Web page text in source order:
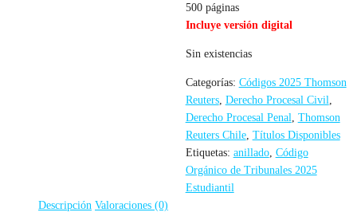
500 páginas
Incluye versión digital
Sin existencias
Categorías: Códigos 2025 Thomson
Reuters, Derecho Procesal Civil
Derecho Procesal Penal Thomson
Reuters Chile, Títulos Disponibles
Etiquetas: anillado, Código
Orgánico de Tribunales 2025
Estudiantil
Descripción Valoraciones (0)